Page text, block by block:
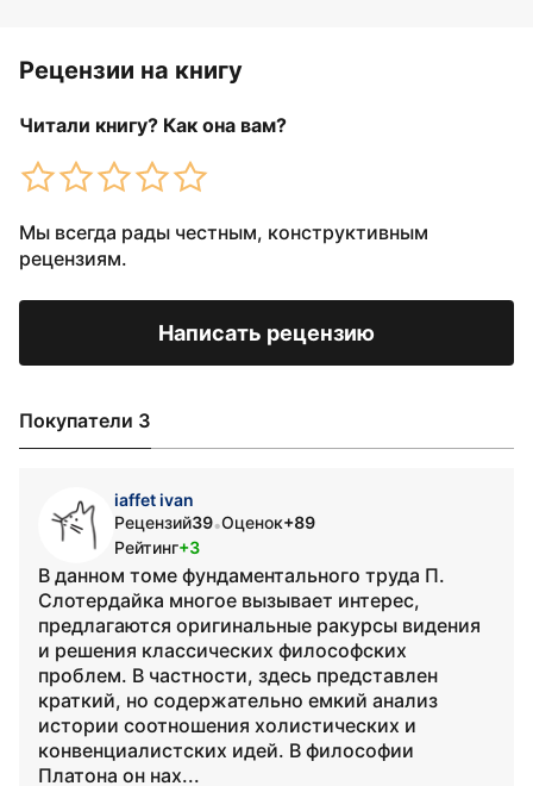
Рецензии на книгу
Читали книгу? Как она вам?
Мы всегда рады честным, конструктивным
рецензиям.
Написать рецензию
Покупатели 3
iaffet ivan
Рецензий39•Оценок+89
Рейтинг+3
В данном томе фундаментального труда П.
Слотердайка многое вызывает интерес,
предлагаются оригинальные ракурсы видения
и решения классических философских
проблем. В частности, здесь представлен
краткий, но содержательно емкий анализ
истории соотношения холистических и
конвенциалистских идей. В философии
Платона он нах...